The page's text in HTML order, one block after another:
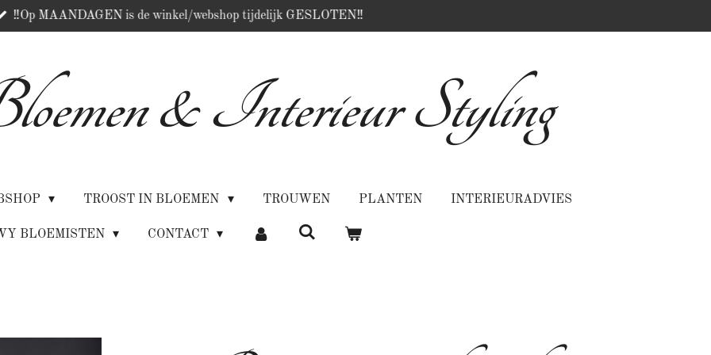
‼️Op MAANDAGEN is de winkel/webshop tijdelijk GESLOTEN‼️
& Interieur Styling
TROOST IN BLOEMEN TROUWEN PLANTEN INTERIEURADVIES
BLOEMISTEN CONTACT